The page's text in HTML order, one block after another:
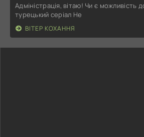
Адміністрація, вітаю! Чи є можливість
турецький серіал Не
ВІТЕР КОХАННЯ